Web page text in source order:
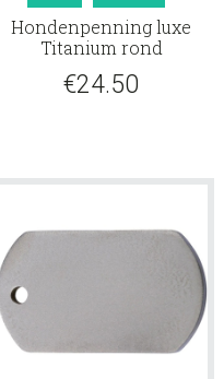
Hondenpenning luxe
Titanium rond
€24.50